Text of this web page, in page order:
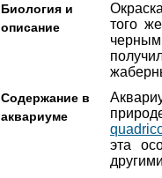
Биология и
описание
того
Содержание в
аквариуме
эта